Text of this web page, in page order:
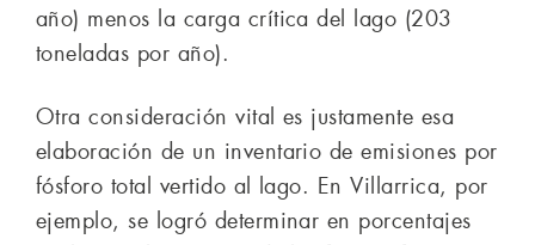
año) menos la carga crítica del lago (203
toneladas por año).
Otra consideración vital es justamente esa
elaboración de un inventario de emisiones por
fósforo total vertido al lago. En Villarrica, por
ejemplo, se logró determinar en porcentajes